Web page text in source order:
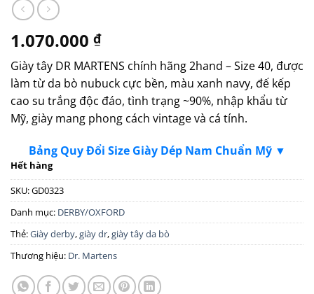
1.070.000 ₫
Giày tây DR MARTENS chính hãng 2hand – Size 40, được
làm từ da bò nubuck cực bền, màu xanh navy, đế kếp
cao su trắng độc đáo, tình trạng ~90%, nhập khẩu từ
Mỹ, giày mang phong cách vintage và cá tính.
Bảng Quy Đổi Size Giày Dép Nam Chuẩn Mỹ ▼
Hết hàng
SKU:GD0323
Danh mục: DERBY/OXFORD
Thẻ:Giày derby,giày dr,giày tây da bò
Thương hiệu: Dr. Martens